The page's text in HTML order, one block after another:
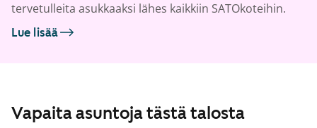
tervetulleita asukkaaksi lähes kaikkiin SATOkoteihin.
Lue lisää
Vapaita asuntoja tästä talosta